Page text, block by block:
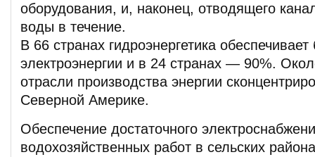
оборудования, и, наконец, отводящего
воды в течение.
В 66 странах гидроэнергетика
электроэнергии и в 24 странах — 90%.
отрасли производства энергии
Северной Америке.
Обеспечение достаточного
водохозяйственных работ в сельских